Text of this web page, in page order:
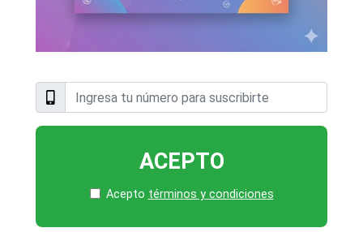
ACEPTO
Acepto términos y condiciones